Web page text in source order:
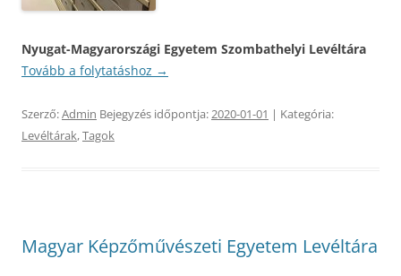
Nyugat-Magyarországi Egyetem Szombathelyi Levéltára
Tovább a folytatáshoz →
Szerző:Admin Bejegyzés időpontja:2020-01-01 | Kategória:
Levéltárak,Tagok
Magyar Képzőművészeti Egyetem Levéltára